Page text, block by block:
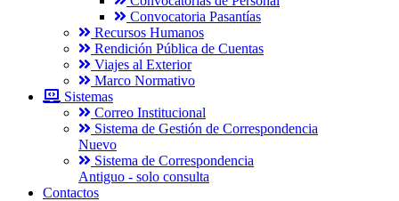
Convocatoria Pasantías
Recursos Humanos
Rendición Pública de Cuentas
Viajes al Exterior
Marco Normativo
Sistemas
Correo Institucional
Sistema de Gestión de Correspondencia
Nuevo
Sistema de Correspondencia
Antiguo - solo consulta
Contactos